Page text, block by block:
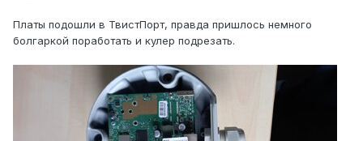
Платы подошли в ТвистПорт, правда пришлось немного
болгаркой поработать и кулер подрезать.